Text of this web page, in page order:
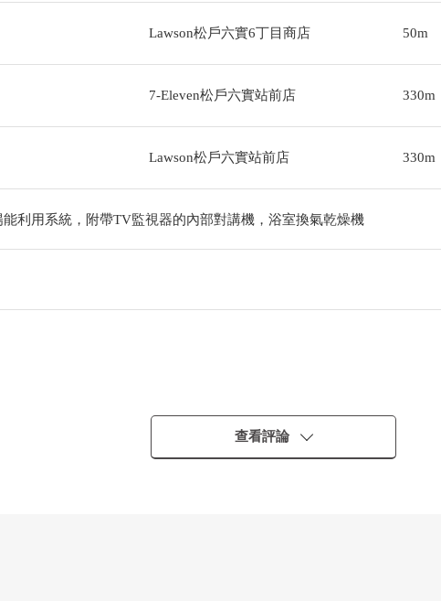
Lawson松戶六實6丁目商店 50m
7-Eleven松戶六實站前店 330m
Lawson松戶六實站前店 330m
利用系統，附帶TV監視器的內部對講機，浴室換氣乾燥機
查看評論